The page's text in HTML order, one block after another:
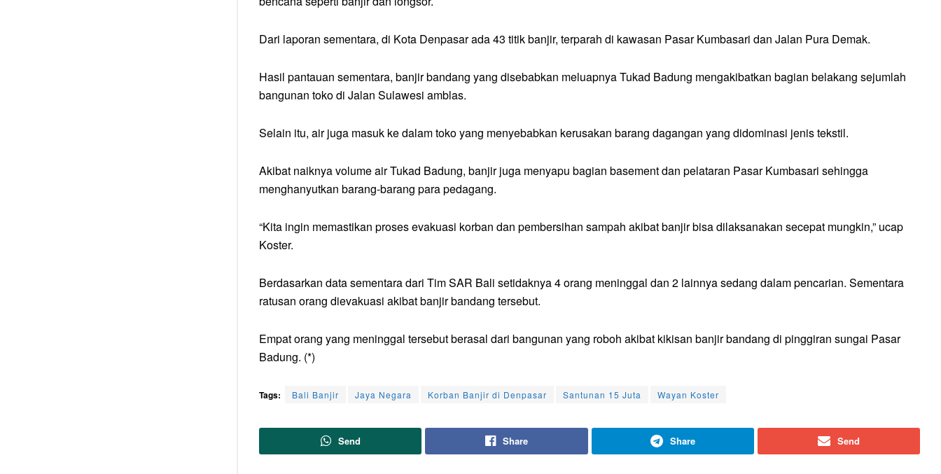
Dari laporan sementara, di Kota Denpasar ada 43 titik banjir, terparah di kawasan Pasar Kumbasari dan Jalan Pura Demak.
Hasil pantauan sementara, banjir bandang yang disebabkan meluapnya Tukad Badung mengakibatkan bagian belakang sejumlah
bangunan toko di Jalan Sulawesi amblas.
Selain itu, air juga masuk ke dalam toko yang menyebabkan kerusakan barang dagangan yang didominasi jenis tekstil.
Akibat naiknya volume air Tukad Badung, banjir juga menyapu bagian basement dan pelataran Pasar Kumbasari sehingga
menghanyutkan barang-barang para pedagang.
“Kita ingin memastikan proses evakuasi korban dan pembersihan sampah akibat banjir bisa dilaksanakan secepat mungkin,” ucap
Koster.
Berdasarkan data sementara dari Tim SAR Bali setidaknya 4 orang meninggal dan 2 lainnya sedang dalam pencarian. Sementara
ratusan orang dievakuasi akibat banjir bandang tersebut.
Empat orang yang meninggal tersebut berasal dari bangunan yang roboh akibat kikisan banjir bandang di pinggiran sungai Pasar
Badung. (*)
Tags: Bali Banjir Jaya Negara Korban Banjir di Denpasar Santunan 15 Juta Wayan Koster
Send Share Share Send